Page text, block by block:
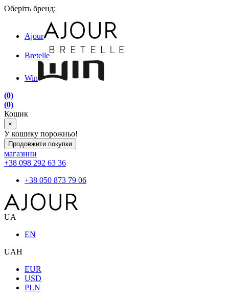
Оберіть бренд:
Ajour
Bretelle
Win
(0)
(0)
Кошик
×
У кошику порожньо!
Продовжити покупки
магазини
+38 098 292 63 36
+38 050 873 79 06
UA
EN
UAH
EUR
USD
PLN